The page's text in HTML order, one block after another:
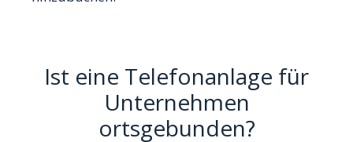
Ist eine Telefonanlage für
Unternehmen
ortsgebunden?